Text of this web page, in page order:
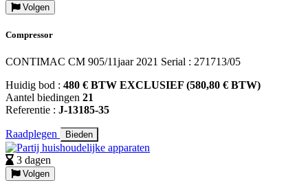
Volgen
Compressor
CONTIMAC CM 905/11jaar 2021 Serial : 271713/05
Huidig bod : 480 € BTW EXCLUSIEF (580,80 € BTW)
Aantel biedingen 21
Referentie : J-13185-35
Raadplegen Bieden
3 dagen
Volgen